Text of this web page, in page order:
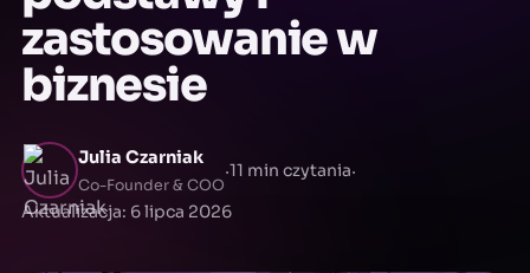
zastosowanie w
biznesie
Julia Czarniak
Co-Founder & COO
·11 min czytania·
Aktualizacja: 6 lipca 2026